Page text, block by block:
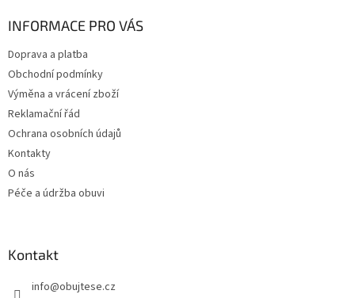
INFORMACE PRO VÁS
Doprava a platba
Obchodní podmínky
Výměna a vrácení zboží
Reklamační řád
Ochrana osobních údajů
Kontakty
O nás
Péče a údržba obuvi
Kontakt
info@obujtese.cz